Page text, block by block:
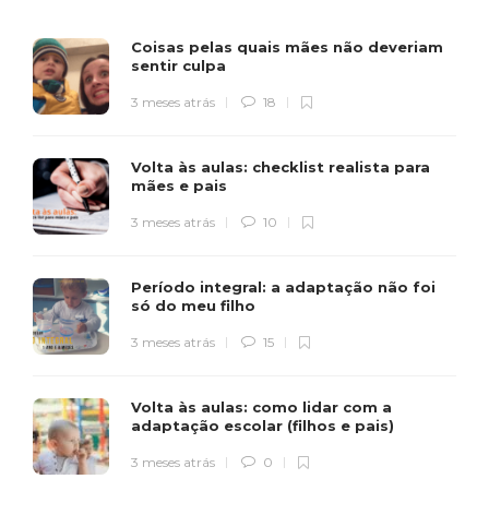
Coisas pelas quais mães não deveriam
sentir culpa
3 meses atrás 18
Volta às aulas: checklist realista para
mães e pais
3 meses atrás 10
Período integral: a adaptação não foi
só do meu filho
3 meses atrás 15
Volta às aulas: como lidar com a
adaptação escolar (filhos e pais)
3 meses atrás 0